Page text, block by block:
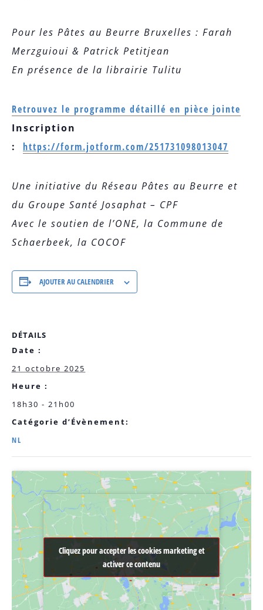
Pour les Pâtes au Beurre Bruxelles : Farah
Merzguioui & Patrick Petitjean
En présence de la librairie Tulitu
Retrouvez le programme détaillé en pièce jointe
Inscription
:
https://form.jotform.com/251731098013047
Une initiative du Réseau Pâtes au Beurre et
du Groupe Santé Josaphat – CPF
Avec le soutien de l’ONE, la Commune de
Schaerbeek, la COCOF
AJOUTER AU CALENDRIER
DÉTAILS
Date :
21 octobre 2025
Heure :
18h30 - 21h00
Catégorie d’Évènement:
NL
Cliquez pour accepter les cookies marketing et
activer ce contenu
Cliquez pour accepter les cookies marketing et
activer ce contenu